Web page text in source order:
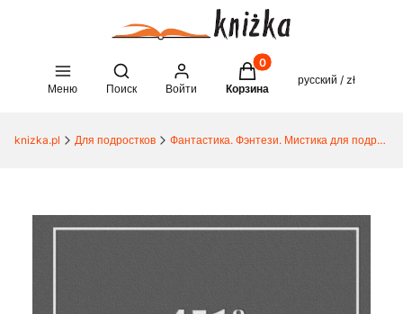
Меню
Open search engine
Поиск Войти
Товары в корзине: 0.
Корзина
русский / zł
knizka.pl Для подростков Фантастика. Фэнтези. Мистика для подростков